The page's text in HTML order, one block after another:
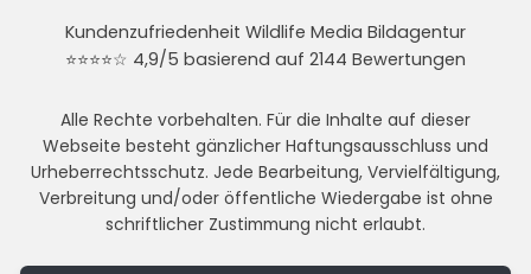
Kundenzufriedenheit Wildlife Media Bildagentur
⭐⭐⭐⭐☆ 4,9/5 basierend auf 2144 Bewertungen
Alle Rechte vorbehalten. Für die Inhalte auf dieser
Webseite besteht gänzlicher Haftungsausschluss und
Urheberrechtsschutz. Jede Bearbeitung, Vervielfältigung,
Verbreitung und/oder öffentliche Wiedergabe ist ohne
schriftlicher Zustimmung nicht erlaubt.